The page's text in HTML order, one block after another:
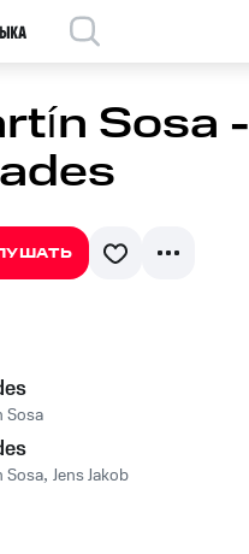
Sosa -
Sosa
Sosa, Jens Jakob